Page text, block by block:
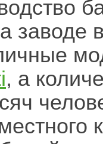
заводе
, а